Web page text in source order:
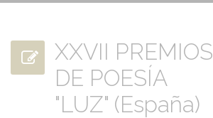
XXVII PREMIOS
DE POESÍA
"LUZ" (España)